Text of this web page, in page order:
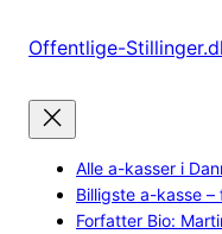
Offentlige-
Alle a-kasser i
Billigste a-kasse
Forfatter Bio: